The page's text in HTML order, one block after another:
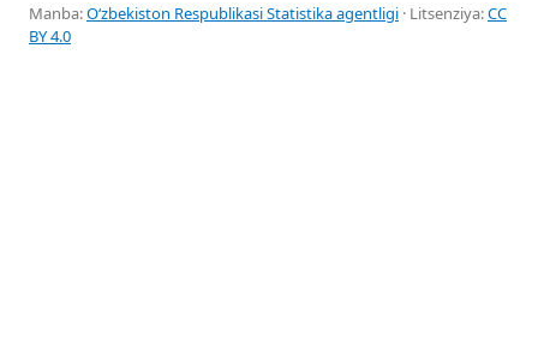
Manba:Oʻzbekiston Respublikasi Statistika agentligi · Litsenziya:CC
BY 4.0